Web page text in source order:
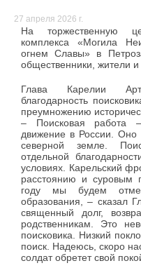
27 апреля 2026 г.
На торжественную
комплекса «Могила
огнем Славы» в
общественники, жители и
Глава Карелии
благодарность
преумножению
– Поисковая работа
движение в России.
северной земле.
отдельной
условиях. Карельский
расстоянию и суровым
году мы будем
образования, – сказал
священный долг,
родственникам. Это
поисковика. Низкий
поиск. Надеюсь, скоро
солдат обретет свой